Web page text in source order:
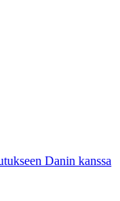
Danin kanssa